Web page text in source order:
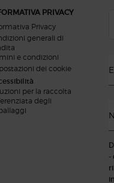
PRIVACY
Privacy
generali di
e condizioni
dei cookie
per la raccolta
degli
-